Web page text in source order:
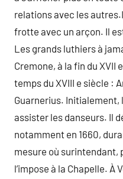
relations avec les
frotte avec un arçon. Il
Les grands luthiers à
Cremone, à la fin du XVII
temps du XVIII e siècle :
Guarnerius. Initialement,
assister les danseurs. Il
notamment en 1660,
mesure où surintendant,
l’impose à la Chapelle.